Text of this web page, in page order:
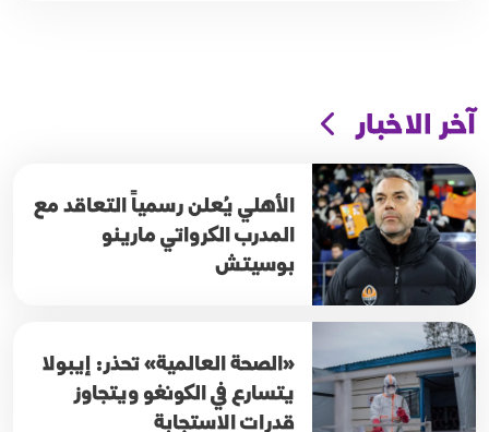
آخر الاخبار
الأهلي يُعلن رسمياً التعاقد مع
المدرب الكرواتي مارينو
بوسيتش
«الصحة العالمية» تحذر: إيبولا
يتسارع في الكونغو ويتجاوز
قدرات الاستجابة